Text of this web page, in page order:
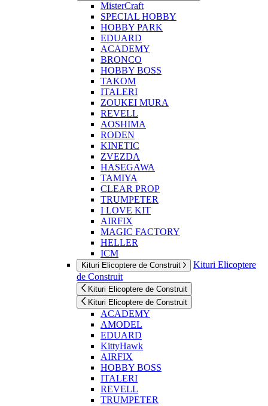
MisterCraft
SPECIAL HOBBY
HOBBY PARK
EDUARD
ACADEMY
BRONCO
HOBBY BOSS
TAKOM
ITALERI
ZOUKEI MURA
REVELL
AOSHIMA
RODEN
KINETIC
ZVEZDA
HASEGAWA
TAMIYA
CLEAR PROP
TRUMPETER
I LOVE KIT
AIRFIX
MAGIC FACTORY
HELLER
ICM
Kituri Elicoptere de Construit
Kituri Elicoptere
de Construit
Kituri Elicoptere de Construit
Kituri Elicoptere de Construit
ACADEMY
AMODEL
EDUARD
KittyHawk
AIRFIX
HOBBY BOSS
ITALERI
REVELL
TRUMPETER